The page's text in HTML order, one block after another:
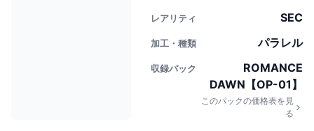
レアリティ SEC
加工・種類 パラレル
収録パック
ROMANCE
DAWN【OP-01】
このパックの価格表を見
る